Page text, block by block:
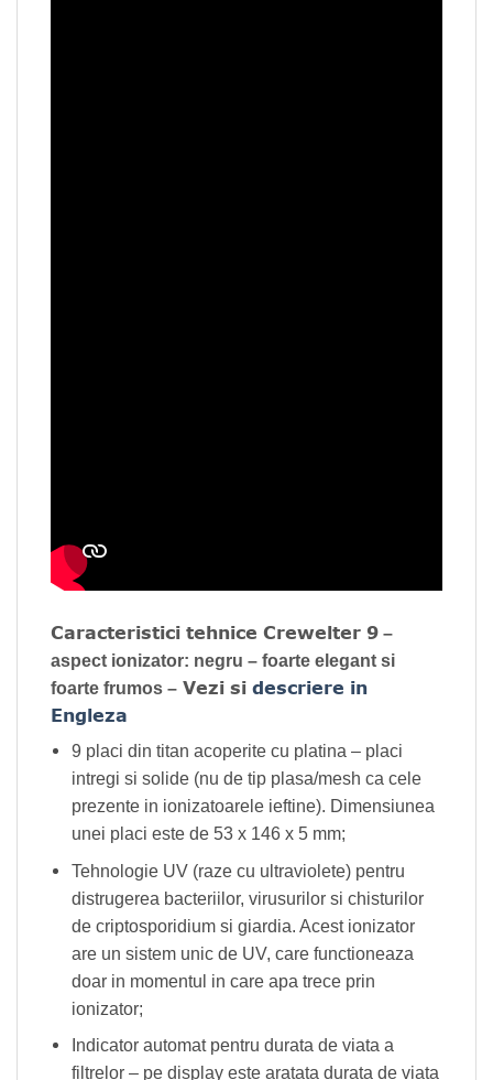
Caracteristici tehnice Crewelter 9 –
aspect ionizator: negru – foarte elegant si
foarte frumos – Vezi si descriere in
Engleza
9 placi din titan acoperite cu platina – placi
intregi si solide (nu de tip plasa/mesh ca cele
prezente in ionizatoarele ieftine). Dimensiunea
unei placi este de 53 x 146 x 5 mm;
Tehnologie UV (raze cu ultraviolete) pentru
distrugerea bacteriilor, virusurilor si chisturilor
de criptosporidium si giardia. Acest ionizator
are un sistem unic de UV, care functioneaza
doar in momentul in care apa trece prin
ionizator;
Indicator automat pentru durata de viata a
filtrelor – pe display este aratata durata de viata